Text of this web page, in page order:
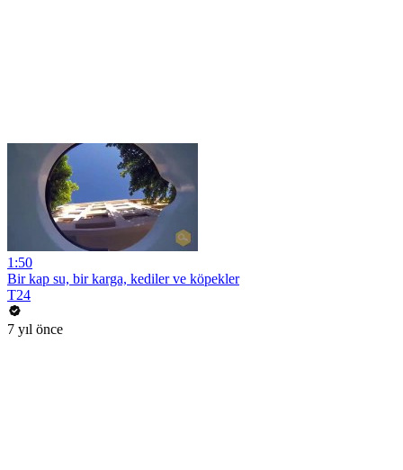
1:50
Bir kap su, bir karga, kediler ve köpekler
T24
7 yıl önce